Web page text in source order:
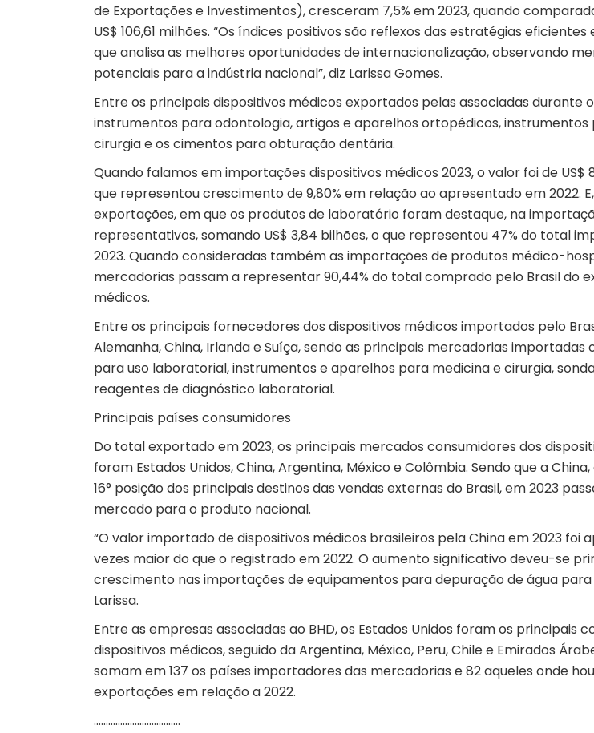
de Exportações e Investimentos), cresceram 7,5% em 2023, quando
US$ 106,61 milhões. “Os índices positivos são reflexos das estratégias
que analisa as melhores oportunidades de internacionalização, observando
potenciais para a indústria nacional”, diz Larissa Gomes.
Entre os principais dispositivos médicos exportados pelas associadas durante
instrumentos para odontologia, artigos e aparelhos ortopédicos, instrumentos
cirurgia e os cimentos para obturação dentária.
Quando falamos em importações dispositivos médicos 2023, o valor foi de US$
que representou crescimento de 9,80% em relação ao apresentado em 2022.
exportações, em que os produtos de laboratório foram destaque, na
representativos, somando US$ 3,84 bilhões, o que representou 47% do total
2023. Quando consideradas também as importações de produtos médico-
mercadorias passam a representar 90,44% do total comprado pelo Brasil do
médicos.
Entre os principais fornecedores dos dispositivos médicos importados pelo
Alemanha, China, Irlanda e Suíça, sendo as principais mercadorias importadas
para uso laboratorial, instrumentos e aparelhos para medicina e cirurgia,
reagentes de diagnóstico laboratorial.
Principais países consumidores
Do total exportado em 2023, os principais mercados consumidores dos
foram Estados Unidos, China, Argentina, México e Colômbia. Sendo que a
16° posição dos principais destinos das vendas externas do Brasil, em 2023
mercado para o produto nacional.
“O valor importado de dispositivos médicos brasileiros pela China em 2023 foi
vezes maior do que o registrado em 2022. O aumento significativo deveu-se
crescimento nas importações de equipamentos para depuração de água para
Larissa.
Entre as empresas associadas ao BHD, os Estados Unidos foram os principais
dispositivos médicos, seguido da Argentina, México, Peru, Chile e Emirados
somam em 137 os países importadores das mercadorias e 82 aqueles onde
exportações em relação a 2022.
………………………………